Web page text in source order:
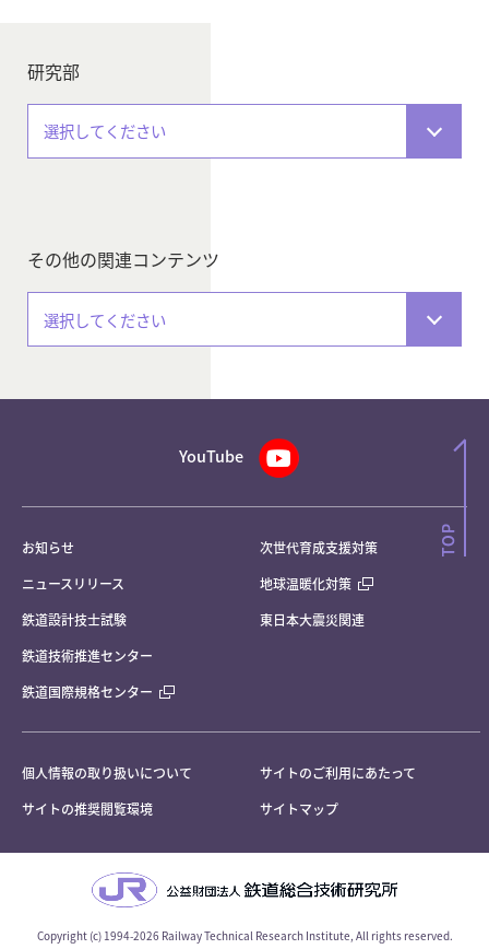
研究部
選択してください
その他の関連コンテンツ
選択してください
YouTube
お知らせ
ニュースリリース
鉄道設計技士試験
鉄道技術推進センター
鉄道国際規格センター
次世代育成支援対策
地球温暖化対策
東日本大震災関連
個人情報の取り扱いについて
サイトのご利用にあたって
サイトの推奨閲覧環境
サイトマップ
Copyright (c) 1994-2026 Railway Technical Research Institute, All rights reserved.